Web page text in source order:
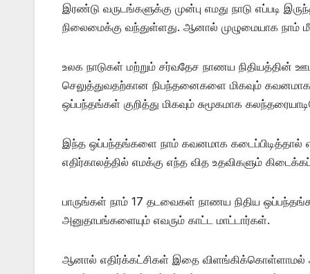
இரண்டு வருடங்களுக்கு முன்பு எமது நாடு எப்படி
நிலைமைக்கு வந்துள்ளது. ஆனால் முழுமையாக நாம்
உலக நாடுகள் மற்றும் சர்வதேச நாணய நிதியத்தின்
செலுத்துவதற்கான நிபந்தனைகளை மிகவும்
ஒப்பந்தங்கள் குறித்து மிகவும் சுமூகமாக
இந்த ஒப்பந்தங்களை நாம் கவனமாக கடைப்பிடித்தால்
எதிர்காலத்தில் எமக்கு எந்த வித உதவிகளும்
பாருங்கள் நாம் 17 தடவைகள் நாணய நிதிய
அனுதாபங்களையும் எவரும் காட்ட மாட்டார்கள்.
ஆனால் எதிர்க்கட்சிகள் இதை விளங்கிக்கொள்ளாமல்